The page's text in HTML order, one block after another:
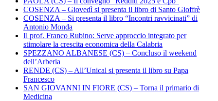
COSENZA – Giovedì si presenta il libro di Santo Gioffrè
COSENZA – Si presenta il libro “Incontri ravvicinati” di
Antonio Monda
Il prof. Franco Rubino: Serve approccio integrato per
stimolare la crescita economica della Calabria
SPEZZANO ALBANESE (CS) – Concluso il weekend
dell’Arberia
RENDE (CS) – All’Unical si presenta il libro su Papa
Francesco
SAN GIOVANNI IN FIORE (CS) – Torna il primario di
Medicina